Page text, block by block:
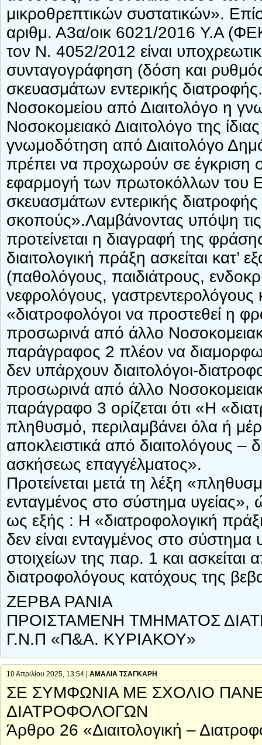
μικροθρεπτικών συστατικών».
αριθμ. Α3α/οικ 6021/2016 Υ.Α
τον Ν. 4052/2012 είναι
συνταγογράφηση (δόση και
σκευασμάτων εντερικής
Νοσοκομείου από Διαιτολόγο η
Νοσοκομειακό Διαιτολόγο της
γνωμοδότηση από Διαιτολόγο
πρέπει να προχωρούν σε έγκριση
εφαρμογή των πρωτοκόλλων του
σκευασμάτων εντερικής διατροφής
σκοπούς».Λαμβάνοντας υπόψη τις
προτείνεται η διαγραφή της
διαιτολογική πράξη ασκείται κατ’
(παθολόγους, παιδιάτρους,
νεφρολόγους, γαστρεντερολόγους
«διατροφολόγοι να προστεθεί η
προσωρινά από άλλο
παράγραφος 2 πλέον να
δεν υπάρχουν διαιτολόγοι-
προσωρινά από άλλο
παράγραφο 3 ορίζεται ότι «Η
πληθυσμό, περιλαμβάνει όλα ή
αποκλειστικά από διαιτολόγους
ασκήσεως επαγγέλματος».
Προτείνεται μετά τη λέξη
ενταγμένος στο σύστημα
ως εξής : Η «διατροφολογική
δεν είναι ενταγμένος στο
στοιχείων της παρ. 1 και ασκείται
διατροφολόγους κατόχους της
ΖΕΡΒΑ ΡΑΝΙΑ
ΠΡΟΙΣΤΑΜΕΝΗ ΤΜΗΜΑΤΟΣ
Γ.Ν.Π «Π&Α. ΚΥΡΙΑΚΟΥ»
10 Απριλίου 2025, 13:54 | ΑΜΑΛΙΑ ΤΣΑΓΚΑΡΗ
ΣΕ ΣΥΜΦΩΝΙΑ ΜΕ ΣΧΟΛΙΟ
ΔΙΑΤΡΟΦΟΛΟΓΩΝ
Άρθρο 26 «Διαιτολογική –